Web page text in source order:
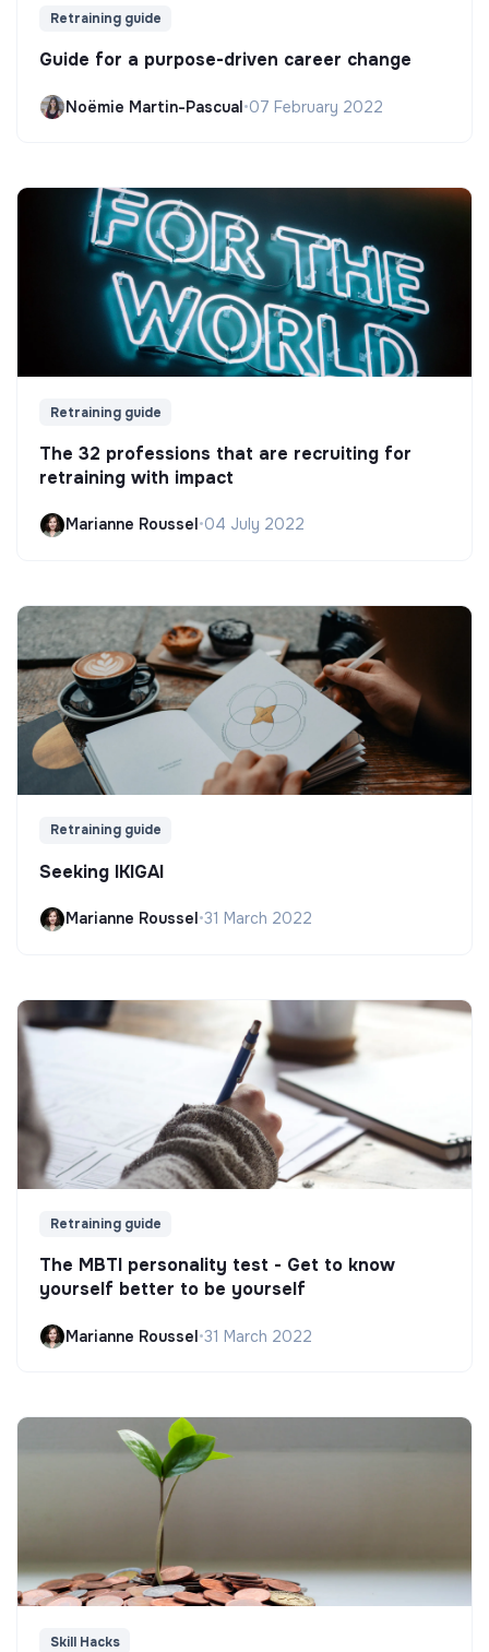
Retraining guide
Guide for a purpose-driven career change
Noëmie Martin-Pascual•07 February 2022
Retraining guide
The 32 professions that are recruiting for
retraining with impact
Marianne Roussel •04 July 2022
Retraining guide
Seeking IKIGAI
Marianne Roussel•31 March 2022
Retraining guide
The MBTI personality test - Get to know
yourself better to be yourself
Marianne Roussel•31 March 2022
Skill Hacks